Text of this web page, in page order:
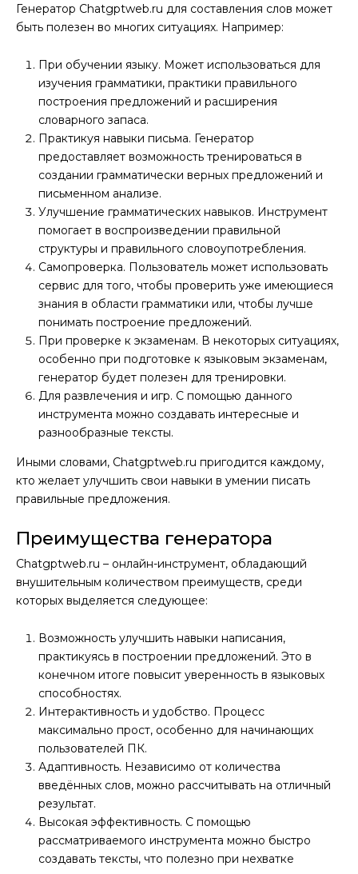
Генератор Chatgptweb.ru для составления слов может
быть полезен во многих ситуациях. Например:
При обучении языку. Может использоваться для
изучения грамматики, практики правильного
построения предложений и расширения
словарного запаса.
Практикуя навыки письма. Генератор
предоставляет возможность тренироваться в
создании грамматически верных предложений и
письменном анализе.
Улучшение грамматических навыков. Инструмент
помогает в воспроизведении правильной
структуры и правильного словоупотребления.
Самопроверка. Пользователь может использовать
сервис для того, чтобы проверить уже имеющиеся
знания в области грамматики или, чтобы лучше
понимать построение предложений.
При проверке к экзаменам. В некоторых ситуациях,
особенно при подготовке к языковым экзаменам,
генератор будет полезен для тренировки.
Для развлечения и игр. С помощью данного
инструмента можно создавать интересные и
разнообразные тексты.
Иными словами, Chatgptweb.ru пригодится каждому,
кто желает улучшить свои навыки в умении писать
правильные предложения.
Преимущества генератора
Chatgptweb.ru – онлайн-инструмент, обладающий
внушительным количеством преимуществ, среди
которых выделяется следующее:
Возможность улучшить навыки написания,
практикуясь в построении предложений. Это в
конечном итоге повысит уверенность в языковых
способностях.
Интерактивность и удобство. Процесс
максимально прост, особенно для начинающих
пользователей ПК.
Адаптивность. Независимо от количества
введённых слов, можно рассчитывать на отличный
результат.
Высокая эффективность. С помощью
рассматриваемого инструмента можно быстро
создавать тексты, что полезно при нехватке